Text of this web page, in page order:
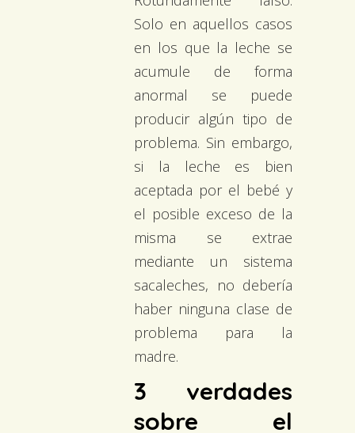
Solo en aquellos casos
en los que la leche se
acumule de forma
anormal se puede
producir algún tipo de
problema. Sin embargo,
si la leche es bien
aceptada por el bebé y
el posible exceso de la
misma se extrae
mediante un sistema
sacaleches, no debería
haber ninguna clase de
problema para la
madre.
3 verdades
sobre el